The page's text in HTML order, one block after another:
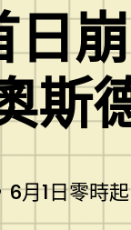
斯
月1日零時